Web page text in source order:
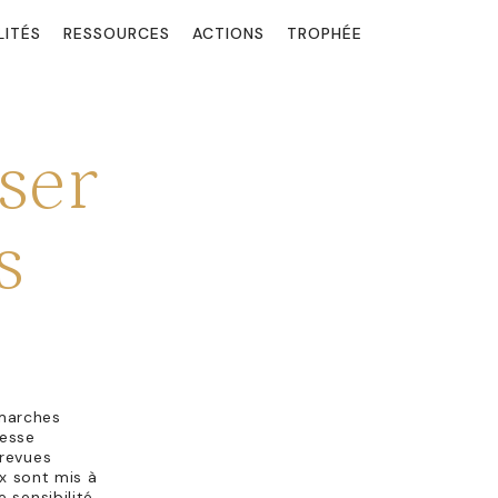
RESSOURCES ACTIONS TROPHÉE
sont mis à